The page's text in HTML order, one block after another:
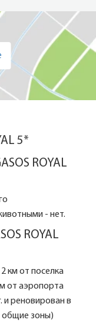
5*
ROYAL
- нет.
ROYAL
км от поселка
от аэропорта
и реновирован в
общие зоны)